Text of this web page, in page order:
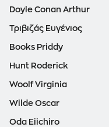
Doyle Conan Arthur
Τριβιζάς Ευγένιος
Books Priddy
Hunt Roderick
Woolf Virginia
Wilde Oscar
Oda Eiichiro